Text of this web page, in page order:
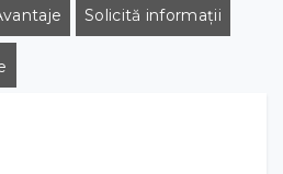
Solicită informații